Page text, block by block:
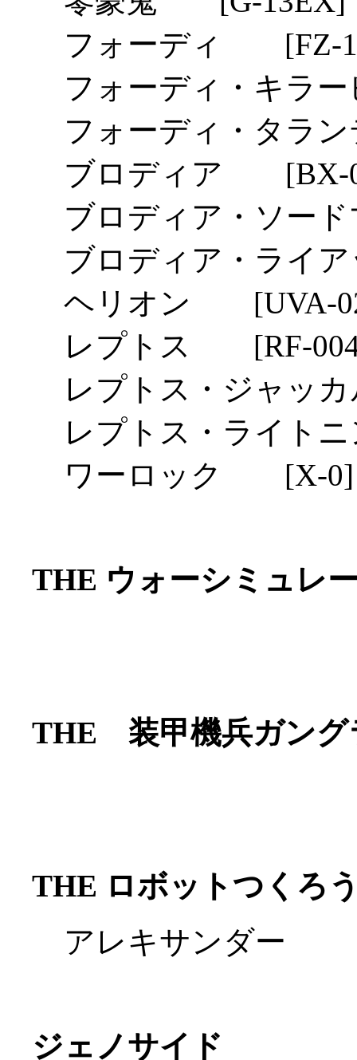
フォーディ [FZ-
フォーディ・キラ
フォーディ・タラ
ブロディア [BX-
ブロディア・ソ
ブロディア・ラ
ヘリオン [UVA-
レプトス [RF-
レプトス・ジャ
レプトス・ライト
ワーロック [X-0]
THE ウォーシミュレ
THE 装甲機兵ガング
THE ロボットつくろ
アレキサンダー
ジェノサイド